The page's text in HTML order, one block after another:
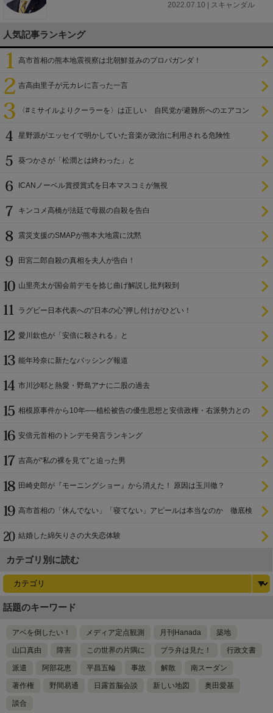
2022.07.10 | スキャンダル
人気記事ランキング
高市首相の熊本地震視察は北朝鮮並みのプロパガンダ！
吉高由里子が元カレに言った一言
〈#ミサイルよりクーラーを〉は正しい 自民党が避難所へのエアコン
星野源がエッセイで明かしていた音楽が政治に利用される危険性
葵つかさが「松潤とは終わった」と
ICANノーベル賞授賞式を日本マスコミが無視
キンコメ高橋が法廷で母親の自殺を告白
震災支援のSMAPが熊本大地震に沈黙
田宮二郎自殺の真相を夫人が告白！
山里亮太が国会前デモを捻じ曲げ解説し批判殺到
ラグビー日本代表への“日本の心”押し付けがひどい！
愛川欽也が「安倍に殺される」と
能年玲奈に新たなバッシング報道
市川沙耶と熱愛・野島アナに二股の過去
相模原事件から10年──植松被告の優生思想と安倍政権・右派勢力との
安倍元首相のトンデモ発言ランキング
吉高が“私の裸を見て”と迫った男
田崎史郎が『モーニングショー』から消えた！ 原因は玉川徹？
高市首相の「休んでない」「寝てない」アピールは本当なのか 徹底検
結婚した綿矢りさの大失恋体験
カテゴリ別に読む
話題のキーワード
アベを倒したい！ メディア定点観測 月刊Hanada 築地
山口真由 障害 この世界の片隅に ブラ弁は見た！ 行政文書
派遣 阿部花恵 平昌五輪 事故 解散 南スーダン
著作権 野間易通 日露首脳会談 新しい地図 奥田愛基
談合